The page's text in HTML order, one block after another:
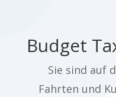
Budget
Sie sind auf
Fahrten und